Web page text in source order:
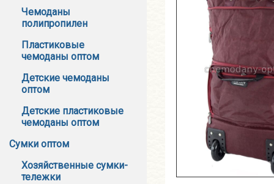
Чемоданы
полипропилен
Пластиковые
чемоданы оптом
Детские чемоданы
оптом
Детские пластиковые
чемоданы оптом
Сумки оптом
Хозяйственные сумки-
тележки